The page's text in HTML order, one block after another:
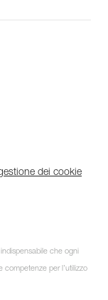
dei cookie
che ogni
competenze per l’utilizzo